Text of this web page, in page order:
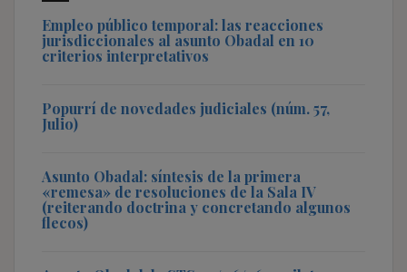
Empleo público temporal: las reacciones
jurisdiccionales al asunto Obadal en 10
criterios interpretativos
Popurrí de novedades judiciales (núm. 57,
Julio)
Asunto Obadal: síntesis de la primera
«remesa» de resoluciones de la Sala IV
(reiterando doctrina y concretando algunos
flecos)